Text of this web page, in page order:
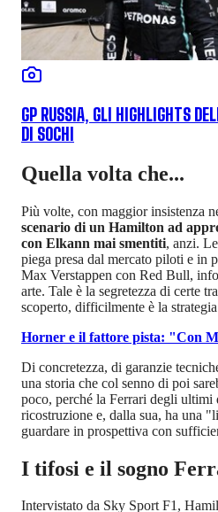
GP RUSSIA, GLI HIGHLIGHTS
DI SOCHI
Quella volta che...
Più volte, con maggior insistenza
scenario di un Hamilton ad
con Elkann mai smentiti, anzi.
piega presa dal mercato piloti e in
Max Verstappen con Red Bull,
arte. Tale è la segretezza di certe
scoperto, difficilmente è la
Horner e il fattore pista: "Con
Di concretezza, di garanzie
una storia che col senno di poi
poco, perché la Ferrari degli ultimi
ricostruzione e, dalla sua, ha una
guardare in prospettiva con
I tifosi e il sogno
Intervistato da Sky Sport F1,